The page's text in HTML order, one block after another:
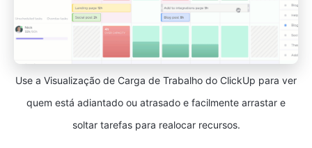
Use a Visualização de Carga de Trabalho do ClickUp para ver
quem está adiantado ou atrasado e facilmente arrastar e
soltar tarefas para realocar recursos.